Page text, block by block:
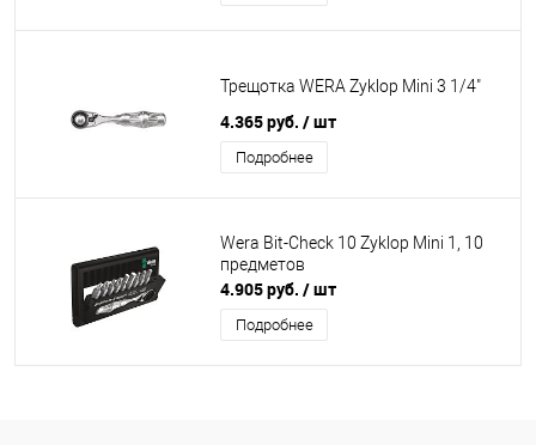
Трещотка WERA Zyklop Mini 3 1/4"
4.365 руб. / шт
Подробнее
Wera Bit-Check 10 Zyklop Mini 1, 10
предметов
4.905 руб. / шт
Подробнее